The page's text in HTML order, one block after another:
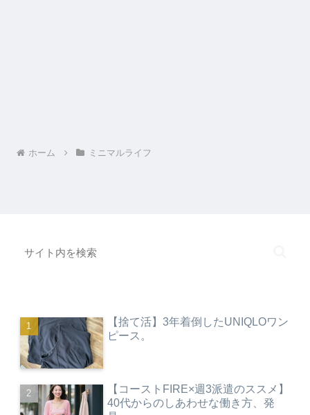
ホーム ミニマルライフ
【捨て活】3年着倒したUNIQLOワン
ピース。
【コーストFIRE×週3派遣のススメ】
40代からのしあわせな働き方、発